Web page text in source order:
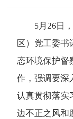
5月26日，
区）党工委书
态环境保护督
作，强调要深
认真贯彻落实
边不正之风和